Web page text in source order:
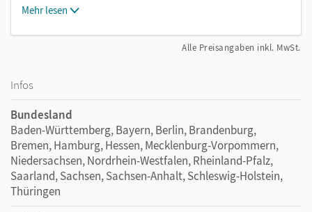
Mehr lesen
Alle Preisangaben inkl. MwSt.
Infos
Bundesland
Baden-Württemberg, Bayern, Berlin, Brandenburg,
Bremen, Hamburg, Hessen, Mecklenburg-Vorpommern,
Niedersachsen, Nordrhein-Westfalen, Rheinland-Pfalz,
Saarland, Sachsen, Sachsen-Anhalt, Schleswig-Holstein,
Thüringen